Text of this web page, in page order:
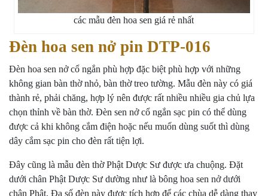
các mẫu đèn hoa sen giá rẻ nhất
Đèn hoa sen nở pin DTP-016
Đèn hoa sen nở cổ ngắn phù hợp đặc biệt phù hợp với những
không gian bàn thờ nhỏ, bàn thờ treo tường. Mẫu đèn này có giá
thành rẻ, phải chăng, hợp lý nên được rất nhiều nhiều gia chủ lựa
chọn thỉnh về bàn thờ. Đèn sen nở cổ ngắn sạc pin có thể dùng
được cả khi không cắm điện hoặc nếu muốn dùng suốt thì dùng
dây cắm sạc pin cho đèn rất tiện lợi.
Đây cũng là mẫu đèn thờ Phật Dược Sư được ưa chuộng. Đặt
dưới chân Phật Dược Sư dường như là bông hoa sen nở dưới
chân Phật. Đa số đèn này được tích hợp để các chùa dễ dàng thay